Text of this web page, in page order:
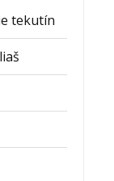
tekutín